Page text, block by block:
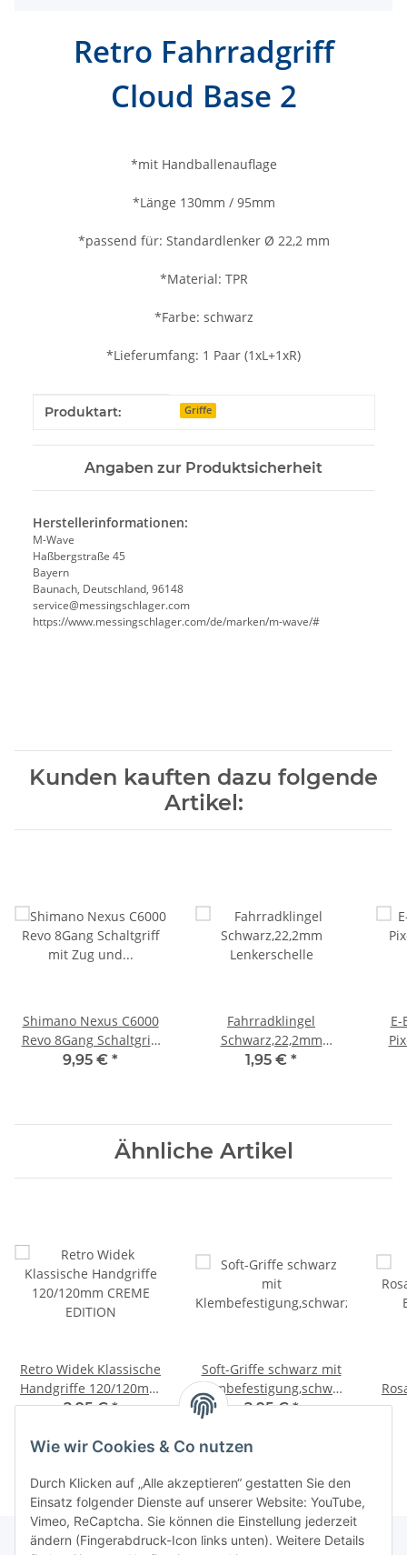
Wie wir Cookies & Co nutzen
Durch Klicken auf „Alle akzeptieren“ gestatten Sie den
Einsatz folgender Dienste auf unserer Website: YouTube,
Vimeo, ReCaptcha. Sie können die Einstellung jederzeit
ändern (Fingerabdruck-Icon links unten). Weitere Details
Retro Fahrradgriff
Cloud Base 2
*mit Handballenauflage
*Länge 130mm / 95mm
*passend für: Standardlenker Ø 22,2 mm
*Material: TPR
*Farbe: schwarz
*Lieferumfang: 1 Paar (1xL+1xR)
Produkteigenschaft
Wert
Produktart: Griffe
Angaben zur Produktsicherheit
Herstellerinformationen:
M-Wave
Haßbergstraße 45
Bayern
Baunach, Deutschland, 96148
service@messingschlager.com
https://www.messingschlager.com/de/marken/m-wave/#
Kunden kauften dazu folgende
Artikel:
Shimano Nexus C6000
Revo 8Gang Schaltgriff
mit Zug und Hülle
9,95 € *
Fahrradklingel
Schwarz,22,2mm
Lenkerschelle
1,95 € *
Ähnliche Artikel
Retro Widek Klassische
Handgriffe 120/120mm
CREME EDITION
2,95 €*
Soft-Griffe schwarz mit
Klemmring
2,95 €*